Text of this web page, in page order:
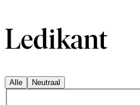
Ledikant
Alle Neutraal